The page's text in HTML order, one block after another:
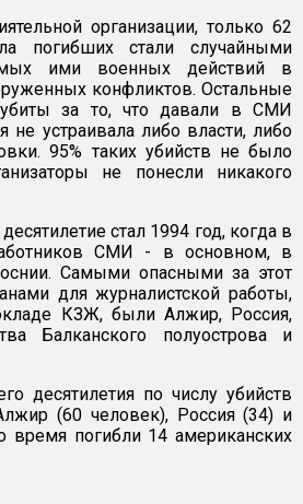
организации, только 62
погибших стали случайными
ими военных действий в
конфликтов. Остальные
за то, что давали в СМИ
не устраивала либо власти, либо
95% таких убийств не было
не понесли никакого
стал 1994 год, когда в
СМИ - в основном, в
Самыми опасными за этот
для журналистской работы,
КЗЖ, были Алжир, Россия,
Балканского полуострова и
десятилетия по числу убийств
(60 человек), Россия (34) и
время погибли 14 американских